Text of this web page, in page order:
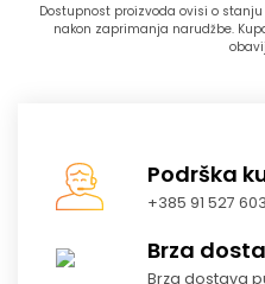
Dostupnost proizvoda ovisi o
nakon zaprimanja narudžbe.
Podrška
+385 91 527
Brza
Brza dostava